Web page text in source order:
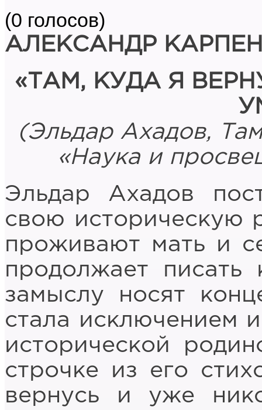
(0 голосов)
АЛЕКСАНДР
«ТАМ, КУДА Я
(Эльдар Ахадов,
«Наука и
Эльдар Ахадов
свою историческую
проживают мать и
продолжает писать
замыслу носят
стала исключением
исторической
строчке из его
вернусь и уже